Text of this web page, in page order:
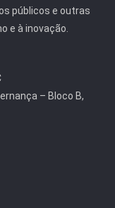
públicos e outras
e à inovação.
– Bloco B,